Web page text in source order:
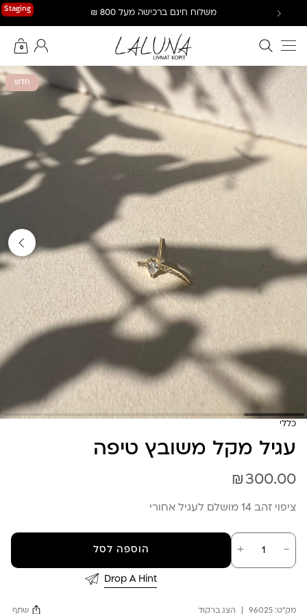
Staging משלוח חינם ברכישה מעל 800 ₪
חיפוש באתר
0
החשבון שלי
חדש
כללי
עגיל מקל משובץ טיפה
₪300.00
ציפוי זהב 14 מושלם לעגיל אחורי
－
כמות
של
עגיל
＋ הוספה לסל
Drop A Hint
מק"ט: 96025 הצג ברקוד שתף